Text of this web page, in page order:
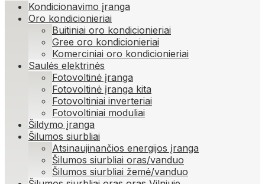
Kondicionavimo įranga
Oro kondicionieriai
Buitiniai oro kondicionieriai
Gree oro kondicionieriai
Komerciniai oro kondicionieriai
Saulės elektrinės
Fotovoltinė įranga
Fotovoltinė įranga kita
Fotovoltiniai inverteriai
Fotovoltiniai moduliai
Šildymo įranga
Šilumos siurbliai
Atsinaujinančios energijos įranga
Šilumos siurbliai oras/vanduo
Šilumos siurbliai žemė/vanduo